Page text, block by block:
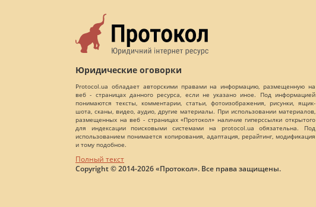
Юридические оговорки
Protocol.ua обладает авторскими правами на информацию, размещенную на
веб - страницах данного ресурса, если не указано иное. Под информацией
понимаются тексты, комментарии, статьи, фотоизображения, рисунки, ящик-
шота, сканы, видео, аудио, другие материалы. При использовании материалов,
размещенных на веб - страницах «Протокол» наличие гиперссылки открытого
для индексации поисковыми системами на protocol.ua обязательна. Под
использованием понимается копирования, адаптация, рерайтинг, модификация
и тому подобное.
Полный текст
Copyright © 2014-2026 «Протокол». Все права защищены.